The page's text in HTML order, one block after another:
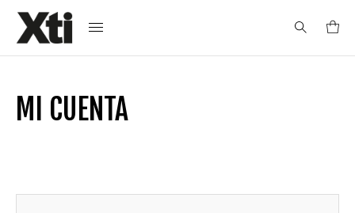
for:
MI CUENTA